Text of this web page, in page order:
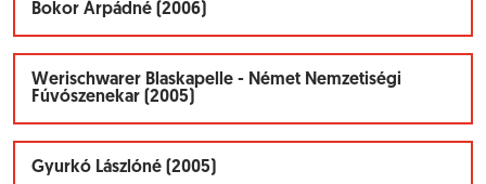
Bokor Árpádné (2006)
Werischwarer Blaskapelle - Német Nemzetiségi
Fúvószenekar (2005)
Gyurkó Lászlóné (2005)